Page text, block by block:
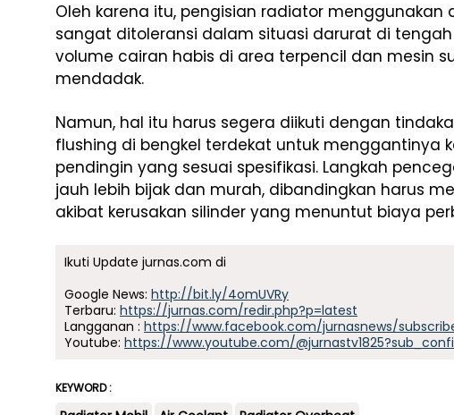
Oleh karena itu, pengisian radiator menggunakan
sangat ditoleransi dalam situasi darurat di
volume cairan habis di area terpencil dan mesin
mendadak.
Namun, hal itu harus segera diikuti dengan
flushing di bengkel terdekat untuk menggantinya
pendingin yang sesuai spesifikasi. Langkah
jauh lebih bijak dan murah, dibandingkan harus
akibat kerusakan silinder yang menuntut biaya
Ikuti Update jurnas.com di
Google News: http://bit.ly/4omUVRy
Terbaru: https://jurnas.com/redir.php?p=latest
Langganan : https://www.facebook.com/jurnasnews/
Youtube: https://www.youtube.com/
KEYWORD :